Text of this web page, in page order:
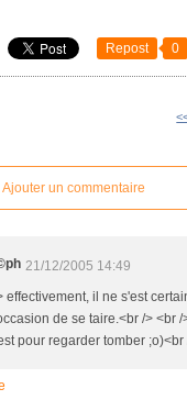
Repost 0
Ajouter un commentaire
21/12/2005 14:49
effectivement, il ne s'est
de se taire.<br /> <br
pour regarder tomber